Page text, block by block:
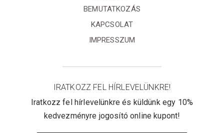
BEMUTATKOZÁS
KAPCSOLAT
IMPRESSZUM
IRATKOZZ FEL HÍRLEVELÜNKRE!
Iratkozz fel hírlevelünkre és küldünk egy 10%
kedvezményre jogosító online kupont!